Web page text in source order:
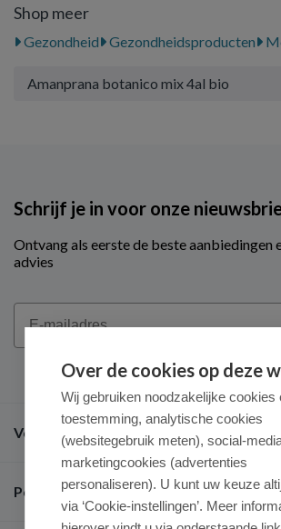
Shop meer
Gezondheid Gezondheidsproducten
Amanprana botanico mix 4al bio
Schrijf je in voor onze
Ontvang als eerste de beste aanbiedingen
advies
Email
Veel gestelde vragen
Populaire merken
Over de cookies op deze
Wij gebruiken noodzakelijke cookies
toestemming, analytische cookies
(websitegebruik meten), social-
marketingcookies (advertenties
personaliseren). U kunt uw keuze
via ‘Cookie-instellingen’. Meer